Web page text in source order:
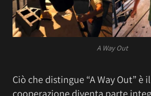
A Way Out
Ciò che distingue “A Way Out” è